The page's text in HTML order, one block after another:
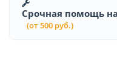
Срочная помощь
(от 500 руб.)